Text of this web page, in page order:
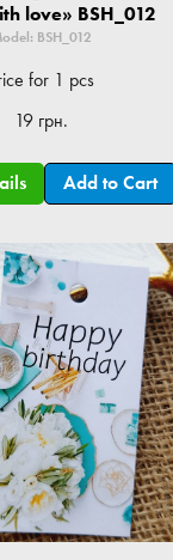
love» BSH_012
BSH_012
for 1 pcs
19 грн.
Add to Cart